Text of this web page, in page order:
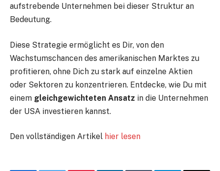
aufstrebende Unternehmen bei dieser Struktur an
Bedeutung.
Diese Strategie ermöglicht es Dir, von den
Wachstumschancen des amerikanischen Marktes zu
profitieren, ohne Dich zu stark auf einzelne Aktien
oder Sektoren zu konzentrieren. Entdecke, wie Du mit
einem gleichgewichteten Ansatz in die Unternehmen
der USA investieren kannst.
Den vollständigen Artikel hier lesen